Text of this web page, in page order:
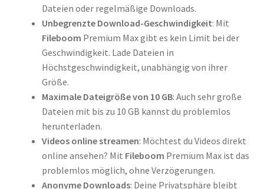
Dateien oder regelmäßige Downloads.
Unbegrenzte Download-Geschwindigkeit: Mit
Fileboom Premium Max gibt es kein Limit bei der
Geschwindigkeit. Lade Dateien in
Höchstgeschwindigkeit, unabhängig von ihrer
Größe.
Maximale Dateigröße von 10 GB: Auch sehr große
Dateien mit bis zu 10 GB kannst du problemlos
herunterladen.
Videos online streamen: Möchtest du Videos direkt
online ansehen? Mit Fileboom Premium Max ist das
problemlos möglich, ohne Verzögerungen.
Anonyme Downloads: Deine Privatsphäre bleibt